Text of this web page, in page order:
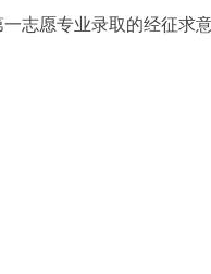
志愿专业录取的经征求